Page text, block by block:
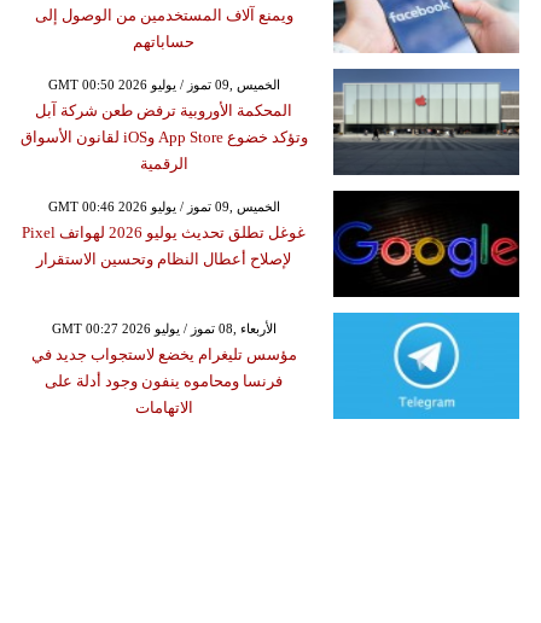
ويمنع آلاف المستخدمين من الوصول إلى
حساباتهم
GMT 00:50 2026 الخميس ,09 تموز / يوليو
المحكمة الأوروبية ترفض طعن شركة آبل
وتؤكد خضوع App Store وiOS لقانون الأسواق
الرقمية
GMT 00:46 2026 الخميس ,09 تموز / يوليو
غوغل تطلق تحديث يوليو 2026 لهواتف Pixel
لإصلاح أعطال النظام وتحسين الاستقرار
GMT 00:27 2026 الأربعاء ,08 تموز / يوليو
مؤسس تليغرام يخضع لاستجواب جديد في
فرنسا ومحاموه ينفون وجود أدلة على
الاتهامات